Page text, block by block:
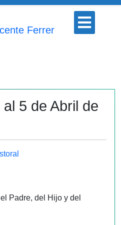
Ferrer
Botón
abrir
5 de Abril de
Padre, del Hijo y del